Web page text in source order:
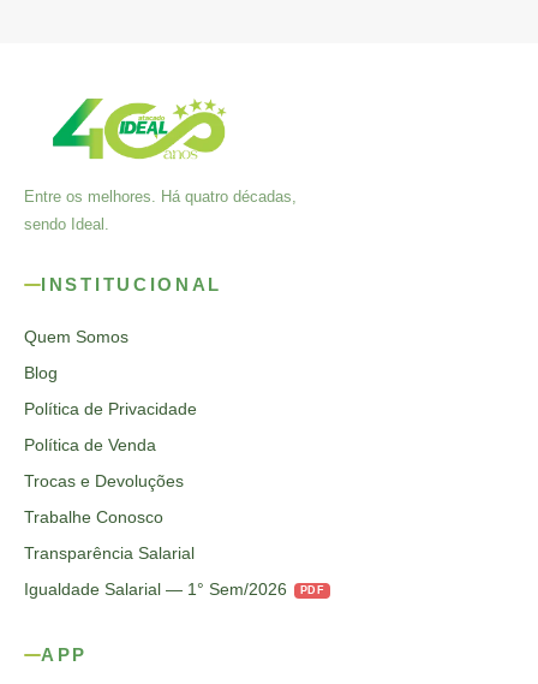
Entre os melhores. Há quatro décadas,
sendo Ideal.
INSTITUCIONAL
Quem Somos
Blog
Política de Privacidade
Política de Venda
Trocas e Devoluções
Trabalhe Conosco
Transparência Salarial
Igualdade Salarial — 1° Sem/2026
PDF
APP